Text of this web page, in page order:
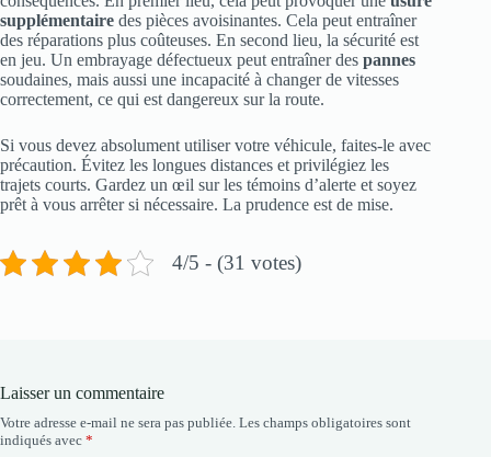
supplémentaire des pièces avoisinantes. Cela peut entraîner
des réparations plus coûteuses. En second lieu, la sécurité est
en jeu. Un embrayage défectueux peut entraîner des pannes
soudaines, mais aussi une incapacité à changer de vitesses
correctement, ce qui est dangereux sur la route.
Si vous devez absolument utiliser votre véhicule, faites-le avec
précaution. Évitez les longues distances et privilégiez les
trajets courts. Gardez un œil sur les témoins d’alerte et soyez
prêt à vous arrêter si nécessaire. La prudence est de mise.
4/5 - (31 votes)
Laisser un commentaire
Votre adresse e-mail ne sera pas publiée. Les champs obligatoires sont
indiqués avec *